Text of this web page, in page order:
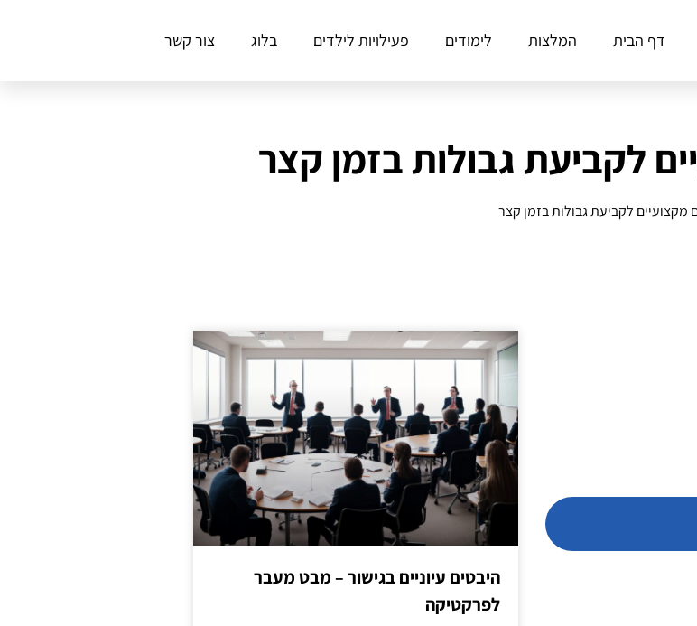
דף הבית המלצות לימודים פעילויות לילדים בלוג צור קשר
לקביעת גבולות בזמן קצר
מקצועיים לקביעת גבולות בזמן קצר
היבטים עיוניים בגישור – מבט מעבר
לפרקטיקה